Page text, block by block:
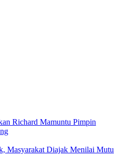
Richard Mamuntu Pimpin
Masyarakat Diajak Menilai Mutu